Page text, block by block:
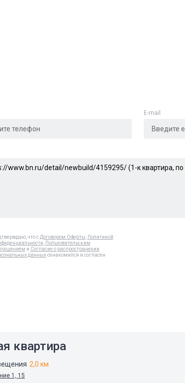
E-mail
что с Договором Оферты
Политикой
Пользовательским
и Согласие о распространении
данныхознакомился и согласен
квартира
2,0 км
1, 15